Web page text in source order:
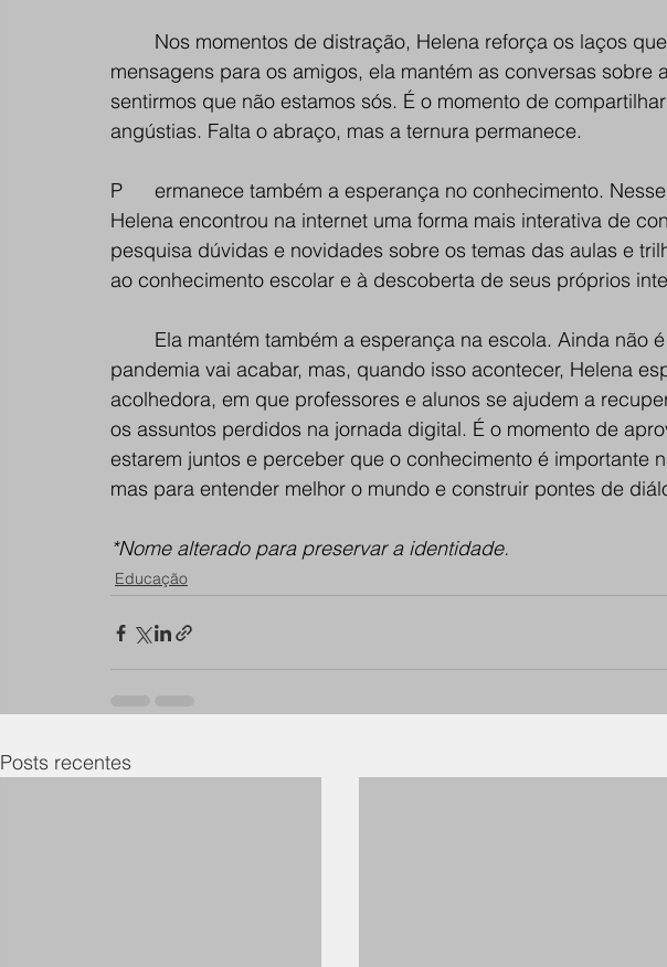
Nos momentos de distração, Helena reforça os laços
mensagens para os amigos, ela mantém as conversas sobre
sentirmos que não estamos sós. É o momento de
angústias. Falta o abraço, mas a ternura permanece.
P
ermanece também a esperança no conhecimento.
Helena encontrou na internet uma forma mais interativa de
pesquisa dúvidas e novidades sobre os temas das aulas e
ao conhecimento escolar e à descoberta de seus próprios
Ela mantém também a esperança na escola. Ainda não
pandemia vai acabar, mas, quando isso acontecer, Helena
acolhedora, em que professores e alunos se ajudem a
os assuntos perdidos na jornada digital. É o momento de
estarem juntos e perceber que o conhecimento é importante
mas para entender melhor o mundo e construir pontes de
*Nome alterado para preservar a identidade.
Educação
Posts recentes